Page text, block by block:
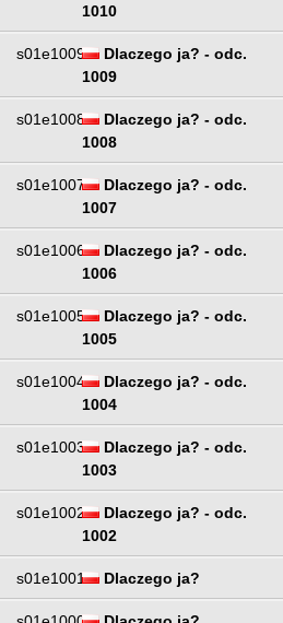
1010
s01e1009
Dlaczego ja? - odc.
1009
s01e1008
Dlaczego ja? - odc.
1008
s01e1007
Dlaczego ja? - odc.
1007
s01e1006
Dlaczego ja? - odc.
1006
s01e1005
Dlaczego ja? - odc.
1005
s01e1004
Dlaczego ja? - odc.
1004
s01e1003
Dlaczego ja? - odc.
1003
s01e1002
Dlaczego ja? - odc.
1002
s01e1001 Dlaczego ja?